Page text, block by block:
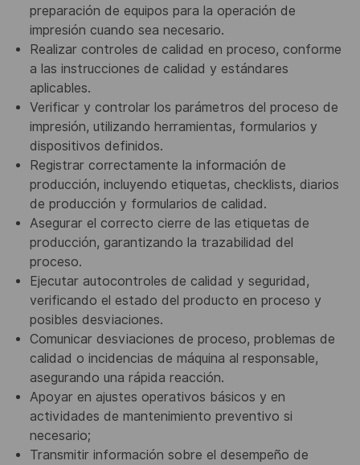
preparación de equipos para la operación de
impresión cuando sea necesario.
Realizar controles de calidad en proceso, conforme
a las instrucciones de calidad y estándares
aplicables.
Verificar y controlar los parámetros del proceso de
impresión, utilizando herramientas, formularios y
dispositivos definidos.
Registrar correctamente la información de
producción, incluyendo etiquetas, checklists, diarios
de producción y formularios de calidad.
Asegurar el correcto cierre de las etiquetas de
producción, garantizando la trazabilidad del
proceso.
Ejecutar autocontroles de calidad y seguridad,
verificando el estado del producto en proceso y
posibles desviaciones.
Comunicar desviaciones de proceso, problemas de
calidad o incidencias de máquina al responsable,
asegurando una rápida reacción.
Apoyar en ajustes operativos básicos y en
actividades de mantenimiento preventivo si
necesario;
Transmitir información sobre el desempeño de